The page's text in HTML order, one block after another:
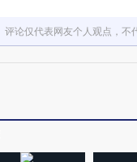
评论仅代表网友个人观点，不